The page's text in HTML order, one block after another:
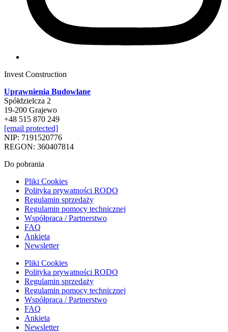
Invest Construction
Uprawnienia Budowlane
Spółdzielcza 2
19-200 Grajewo
+48 515 870 249
[email protected]
NIP: 7191520776
REGON: 360407814
Do pobrania
Pliki Cookies
Polityka prywatności RODO
Regulamin sprzedaży
Regulamin pomocy technicznej
Współpraca / Partnerstwo
FAQ
Ankieta
Newsletter
Pliki Cookies
Polityka prywatności RODO
Regulamin sprzedaży
Regulamin pomocy technicznej
Współpraca / Partnerstwo
FAQ
Ankieta
Newsletter